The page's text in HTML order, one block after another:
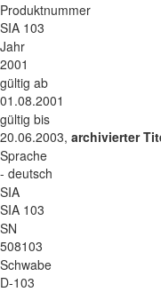
Produktnummer
SIA 103
Jahr
2001
gültig ab
01.08.2001
gültig bis
20.06.2003, archivierter
Sprache
- deutsch
SIA
SIA 103
SN
508103
Schwabe
D-103